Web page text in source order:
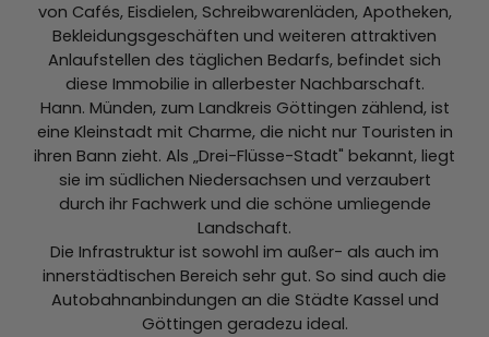
von Cafés, Eisdielen, Schreibwarenläden, Apotheken,
Bekleidungsgeschäften und weiteren attraktiven
Anlaufstellen des täglichen Bedarfs, befindet sich
diese Immobilie in allerbester Nachbarschaft.
Hann. Münden, zum Landkreis Göttingen zählend, ist
eine Kleinstadt mit Charme, die nicht nur Touristen in
ihren Bann zieht. Als „Drei-Flüsse-Stadt" bekannt, liegt
sie im südlichen Niedersachsen und verzaubert
durch ihr Fachwerk und die schöne umliegende
Landschaft.
Die Infrastruktur ist sowohl im außer- als auch im
innerstädtischen Bereich sehr gut. So sind auch die
Autobahnanbindungen an die Städte Kassel und
Göttingen geradezu ideal.